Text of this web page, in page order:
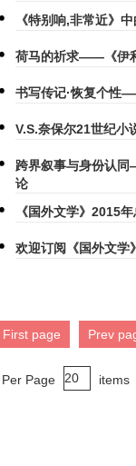
《特别响,非常近》
荷马的祈求——《伊
书写传记·恢复个性
V.S.奈保尔21世纪小
跨界叙事与身份认
论
《国外文学》2015
欢迎订阅《国外文学
First page Prev
Per Page items